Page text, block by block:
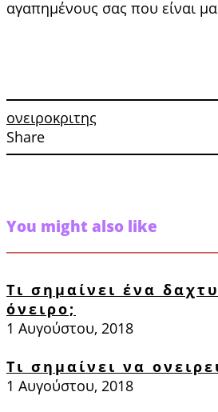
αγαπημένους σας που είναι
ονειροκριτης
Share
You might also like
Τι σημαίνει ένα
όνειρο;
1 Αυγούστου, 2018
Τι σημαίνει να
1 Αυγούστου, 2018